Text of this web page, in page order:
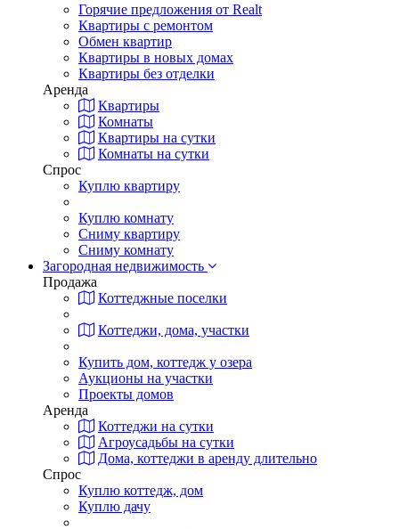
Горячие предложения от Realt
Квартиры с ремонтом
Обмен квартир
Квартиры в новых домах
Квартиры без отделки
Аренда
Квартиры
Комнаты
Квартиры на сутки
Комнаты на сутки
Спрос
Куплю квартиру
Куплю комнату
Сниму квартиру
Сниму комнату
Загородная недвижимость
Продажа
Коттеджные поселки
Коттеджи, дома, участки
Купить дом, коттедж у озера
Аукционы на участки
Проекты домов
Аренда
Коттеджи на сутки
Агроусадьбы на сутки
Дома, коттеджи в аренду длительно
Спрос
Куплю коттедж, дом
Куплю дачу